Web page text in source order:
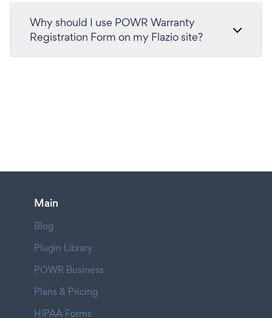
Why should I use POWR Warranty
Registration Form on my Flazio site?
Main
Blog
Plugin Library
POWR Business
Plans & Pricing
HIPAA Forms